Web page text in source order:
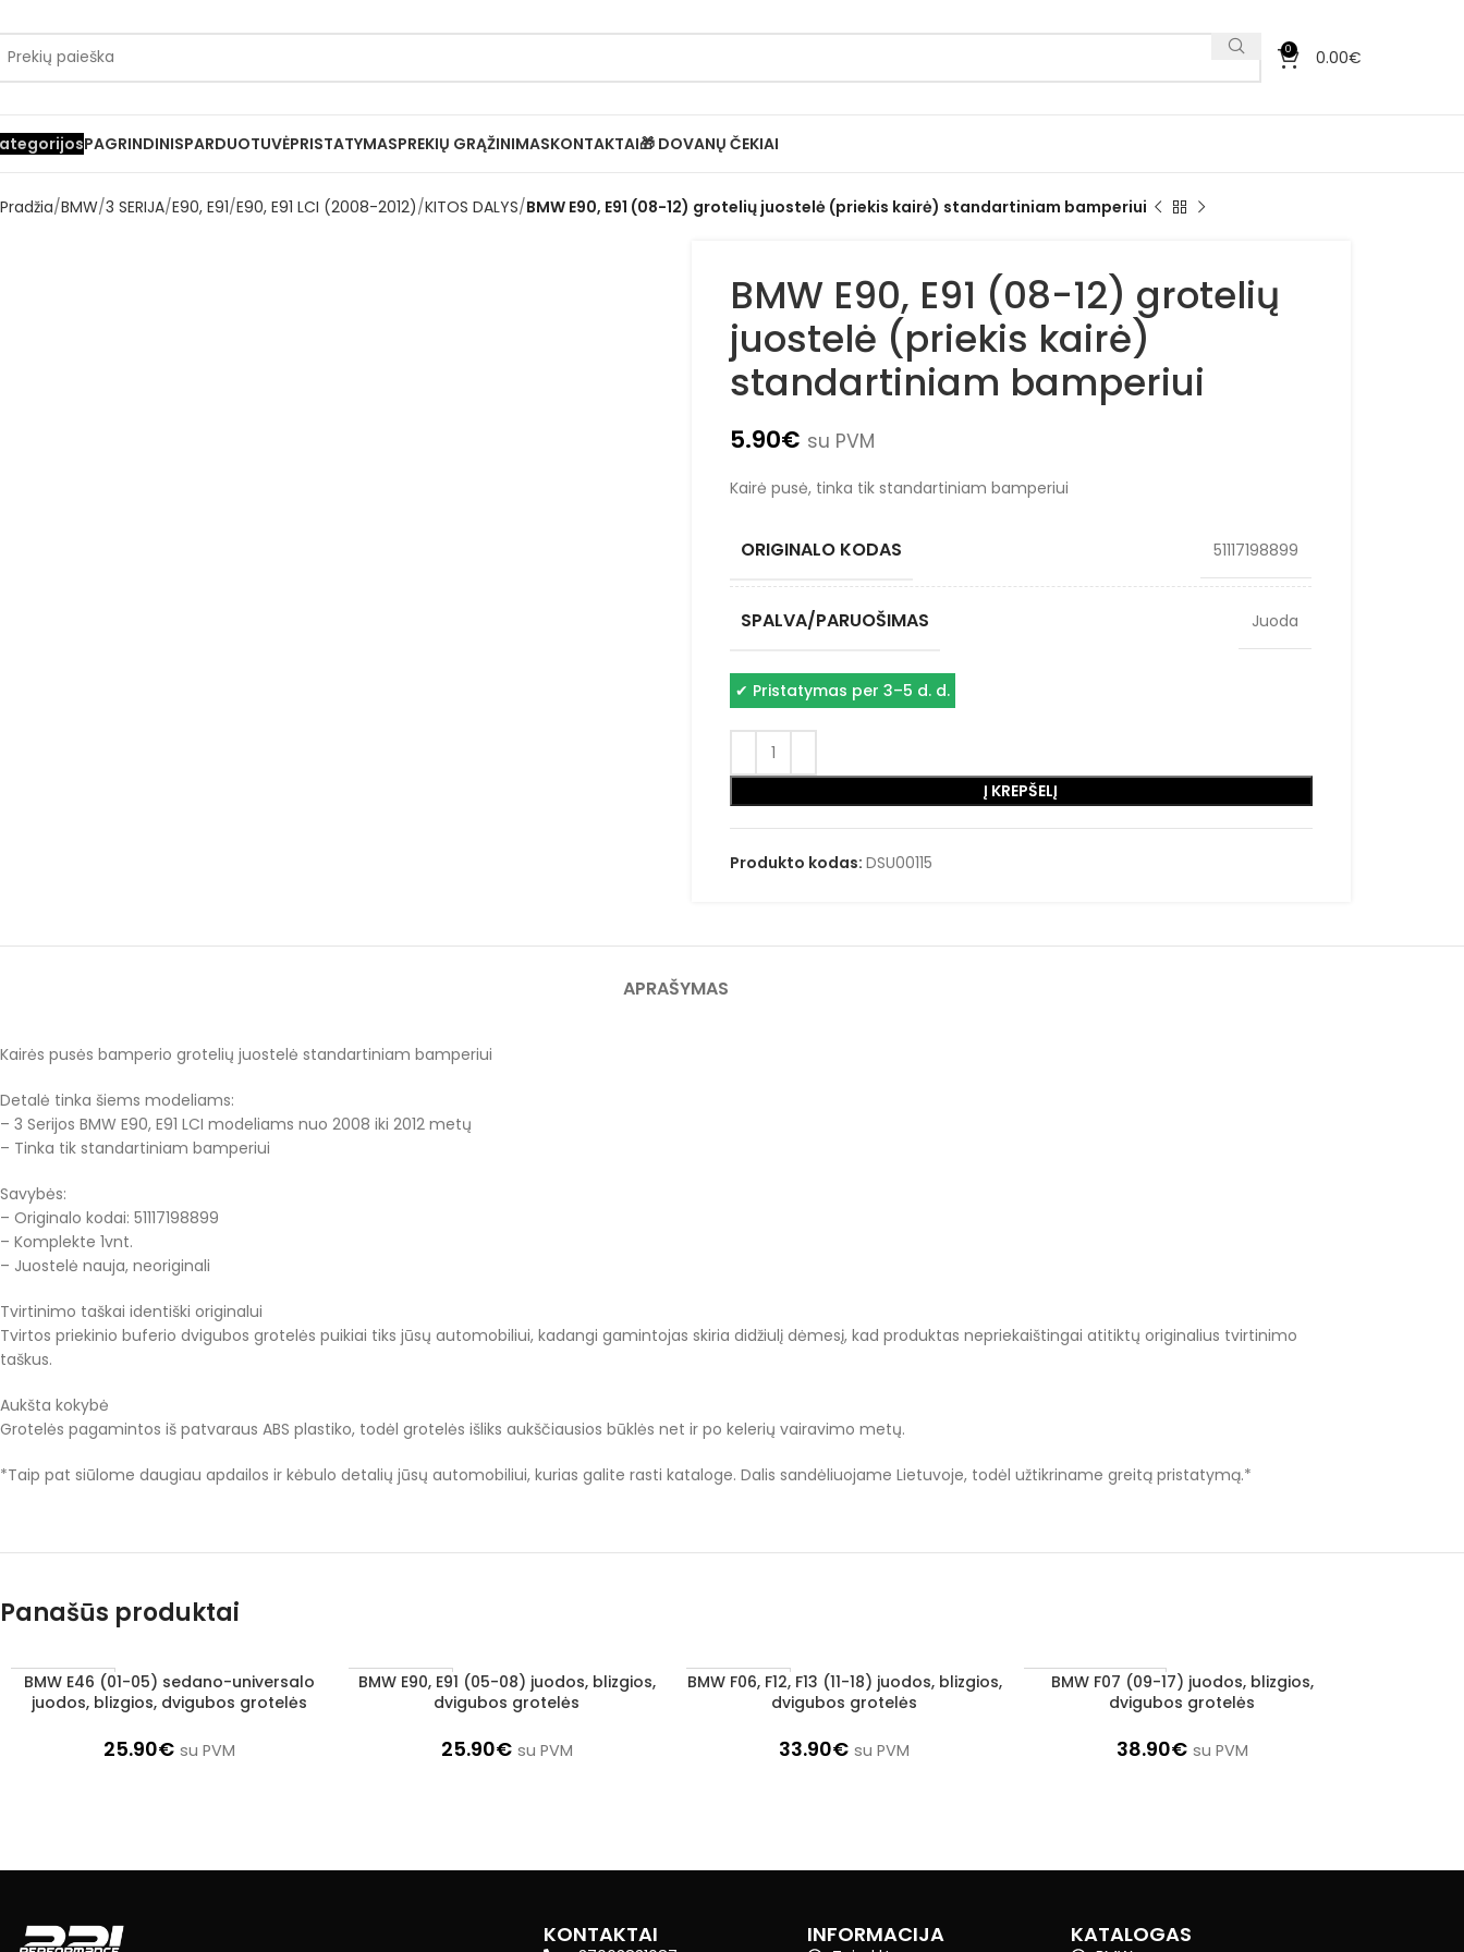
0 0.00€
PAGRINDINISPARDUOTUVĖPRISTATYMASPREKIŲ GRĄŽINIMASKONTAKTAI🎁 DOVANŲ ČEKIAI
Pradžia BMW 3 SERIJA E90, E91 E90, E91 LCI (2008-2012) KITOS DALYS BMW E90, E91 (08-12) grotelių juostelė (priekis kairė) standartiniam bamperiui
BMW E90, E91 (08-12) grotelių
juostelė (priekis kairė)
standartiniam bamperiui
5.90€ su PVM
Kairė pusė, tinka tik standartiniam bamperiui
ORIGINALO KODAS 51117198899
SPALVA/PARUOŠIMAS Juoda
✔ Pristatymas per 3–5 d. d.
Į KREPŠELĮ
Produkto kodas: DSU00115
APRAŠYMAS
Kairės pusės bamperio grotelių juostelė standartiniam bamperiui
Detalė tinka šiems modeliams:
– 3 Serijos BMW E90, E91 LCI modeliams nuo 2008 iki 2012 metų
– Tinka tik standartiniam bamperiui
Savybės:
– Originalo kodai: 51117198899
– Komplekte 1vnt.
– Juostelė nauja, neoriginali
Tvirtinimo taškai identiški originalui
Tvirtos priekinio buferio dvigubos grotelės puikiai tiks jūsų automobiliui, kadangi gamintojas skiria didžiulį dėmesį, kad produktas nepriekaištingai atitiktų originalius tvirtinimo
taškus.
Aukšta kokybė
Grotelės pagamintos iš patvaraus ABS plastiko, todėl grotelės išliks aukščiausios būklės net ir po kelerių vairavimo metų.
*Taip pat siūlome daugiau apdailos ir kėbulo detalių jūsų automobiliui, kurias galite rasti kataloge. Dalis sandėliuojame Lietuvoje, todėl užtikriname greitą pristatymą.*
Panašūs produktai
1–3 d. d.
Į KREPŠELĮ
BMW E46 (01-05) sedano-universalo
juodos, blizgios, dvigubos grotelės
25.90€ su PVM
1–3 d. d.
Į KREPŠELĮ
BMW E90, E91 (05-08) juodos, blizgios,
dvigubos grotelės
25.90€ su PVM
1–3 d. d.
Į KREPŠELĮ
BMW F06, F12, F13 (11-18) juodos, blizgios,
dvigubos grotelės
33.90€ su PVM
Užsakoma prekė
Į KREPŠELĮ
BMW F07 (09-17) juodos, blizgios,
dvigubos grotelės
38.90€ su PVM
KONTAKTAI INFORMACIJA KATALOGAS